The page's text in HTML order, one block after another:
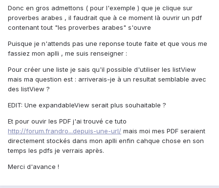
Donc en gros admettons ( pour l'exemple ) que je clique sur
proverbes arabes , il faudrait que à ce moment là ouvrir un pdf
contenant tout "les proverbes arabes" s'ouvre
Puisque je n'attends pas une reponse toute faite et que vous me
fassiez mon aplli , me suis renseigner :
Pour créer une liste je sais qu'il possible d'utiliser les listView
mais ma question est : arriverais-je à un resultat semblable avec
des listView ?
EDIT: Une expandableView serait plus souhaitable ?
Et pour ouvir les PDF j'ai trouvé ce tuto
http://forum.frandro...depuis-une-url/ mais moi mes PDF seraient
directement stockés dans mon aplli enfin cahque chose en son
temps les pdfs je verrais après.
Merci d'avance !